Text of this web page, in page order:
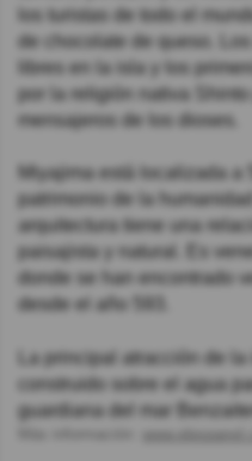
los turistas de todo el
de chocolate de queso.
libres en la isla y los
por la religión nativa
mensajeros de los dioses.
Miyajima está localizada
patrimonio de la
arquitectura tiene una
paisajista y natural. Es
donde se han encontrado
desde el año 593.
La principal atracción de
construido sobre el agua
guardiana del mar